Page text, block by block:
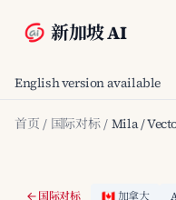
新加坡 AI
English version available
首页 / 国际对标 / Mila /
国际对标 🇨🇦 加拿大